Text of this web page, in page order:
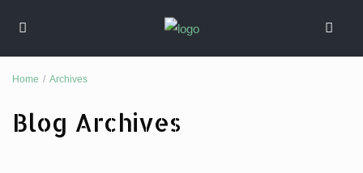
Home Archives
Blog Archives